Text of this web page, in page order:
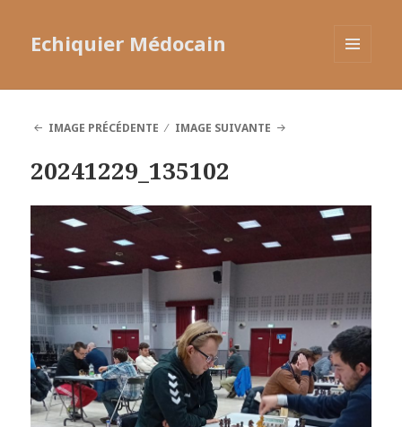
Echiquier Médocain
IMAGE PRÉCÉDENTE
IMAGE SUIVANTE
20241229_135102